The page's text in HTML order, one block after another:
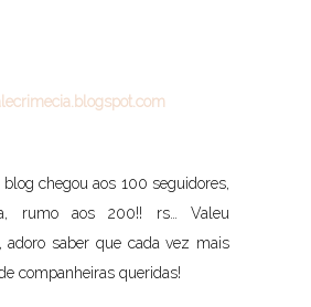
blog chegou aos 100 seguidores,
rumo aos 200!! rs… Valeu
adoro saber que cada vez mais
companheiras queridas!